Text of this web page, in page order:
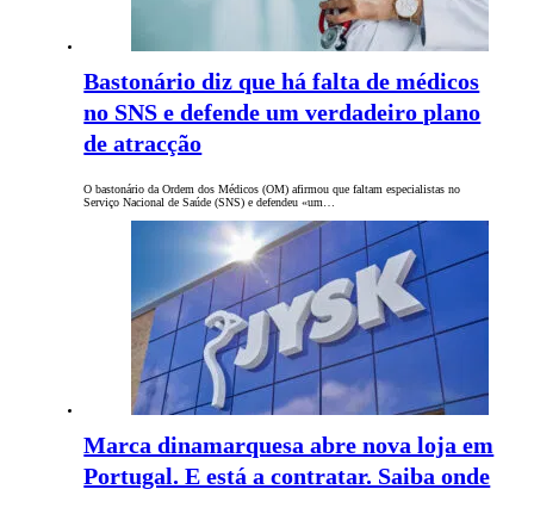
Bastonário diz que há falta de médicos
no SNS e defende um verdadeiro plano
de atracção
O bastonário da Ordem dos Médicos (OM) afirmou que faltam especialistas no
Serviço Nacional de Saúde (SNS) e defendeu «um…
Marca dinamarquesa abre nova loja em
Portugal. E está a contratar. Saiba onde